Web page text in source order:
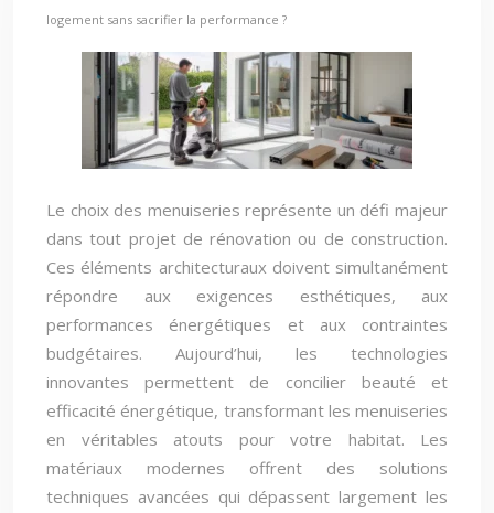
logement sans sacrifier la performance ?
Le choix des menuiseries représente un défi majeur
dans tout projet de rénovation ou de construction.
Ces éléments architecturaux doivent simultanément
répondre aux exigences esthétiques, aux
performances énergétiques et aux contraintes
budgétaires. Aujourd’hui, les technologies
innovantes permettent de concilier beauté et
efficacité énergétique, transformant les menuiseries
en véritables atouts pour votre habitat. Les
matériaux modernes offrent des solutions
techniques avancées qui dépassent largement les